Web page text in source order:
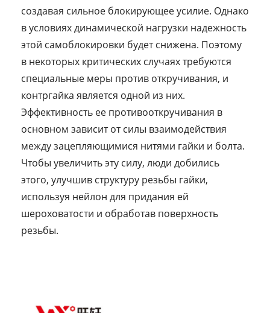
создавая сильное блокирующее усилие. Однако
в условиях динамической нагрузки надежность
этой самоблокировки будет снижена. Поэтому
в некоторых критических случаях требуются
специальные меры против откручивания, и
контргайка является одной из них.
Эффективность ее противооткручивания в
основном зависит от силы взаимодействия
между зацепляющимися нитями гайки и болта.
Чтобы увеличить эту силу, люди добились
этого, улучшив структуру резьбы гайки,
используя нейлон для придания ей
шероховатости и обработав поверхность
резьбы.